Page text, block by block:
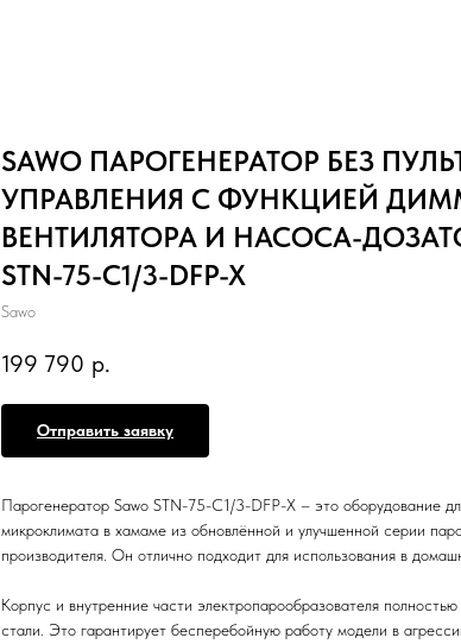
SAWO ПАРОГЕНЕРАТОР БЕЗ
УПРАВЛЕНИЯ С ФУНКЦИЕЙ
ВЕНТИЛЯТОРА И НАСОСА-
STN-75-C1/3-DFP-X
Sawo
199 790 р.
Отправить заявку
Парогенератор Sawo STN-75-C1/3-DFP-X – это оборудование
микроклимата в хамаме из обновлённой и улучшенной серии
производителя. Он отлично подходит для использования в
Корпус и внутренние части электропарообразователя
стали. Это гарантирует бесперебойную работу модели в